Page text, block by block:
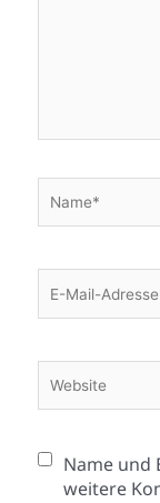
Mail-
Name und
weitere